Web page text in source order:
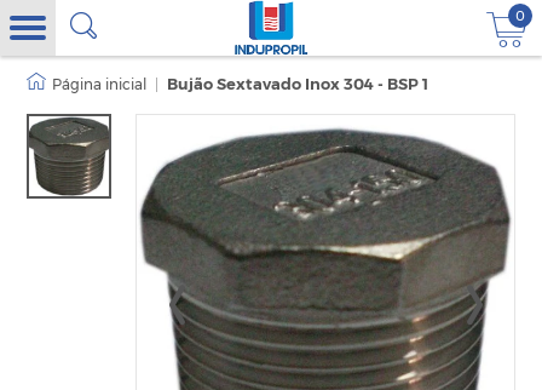
0
Bujão Sextavado Inox 304 - BSP 1